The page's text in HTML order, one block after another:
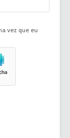
vez que eu